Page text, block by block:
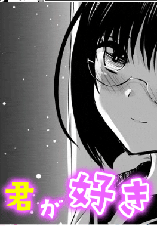
【悲報】ショートスリーパー堀
にブチギレる...
【画像】山ガールさん、山でラ
さんに怒られ...
みいちゃん、セコカンになる
【速報】ワンピースの「世界に
発言の謎が...
【戦慄】脳外科医さん「これ腫
です」医者さ...
高値で米を大量に仕入れた米卸
て決算が凄ま...
【悲報】インドネシア高速鉄道
赤字を上回っ...
【速報】都知事、東京駅近くの
大地下シェル...
人気YouTuberさん、動画内で
る・...
【画像】福原遥さん、意外とあ